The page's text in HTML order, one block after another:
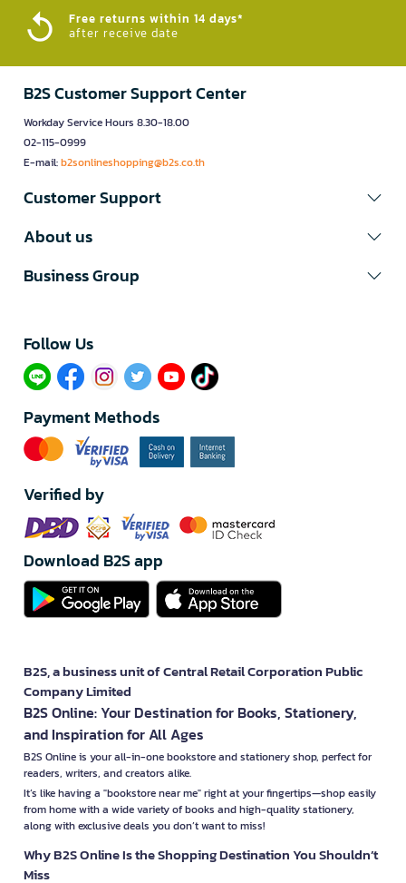
Free returns within 14 days*
after receive date
B2S Customer Support Center
Workday Service Hours 8.30-18.00
02-115-0999
E-mail:b2sonlineshopping@b2s.co.th
Customer Support
About us
Business Group
Follow Us​
Payment Methods
Verified by
Download B2S app
B2S, a business unit of Central Retail Corporation Public
Company Limited
B2S Online: Your Destination for Books, Stationery,
and Inspiration for All Ages
B2S Online is your all-in-one bookstore and stationery shop, perfect for
readers, writers, and creators alike.
It’s like having a "bookstore near me" right at your fingertips—shop easily
from home with a wide variety of books and high-quality stationery,
along with exclusive deals you don’t want to miss!
Why B2S Online Is the Shopping Destination You Shouldn’t
Miss